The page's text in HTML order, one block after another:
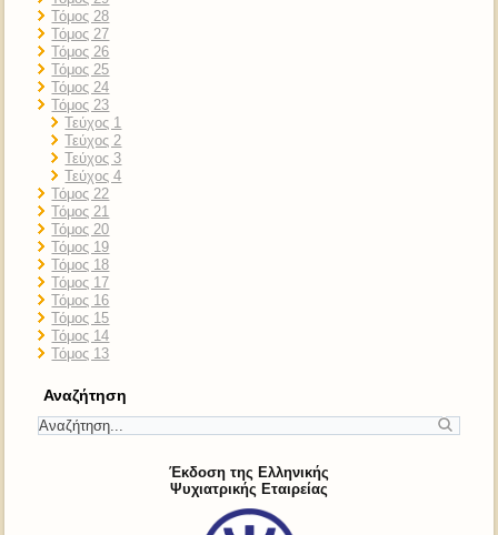
Τόμος 28
Τόμος 27
Τόμος 26
Τόμος 25
Τόμος 24
Τόμος 23
Τεύχος 1
Τεύχος 2
Τεύχος 3
Τεύχος 4
Τόμος 22
Τόμος 21
Τόμος 20
Τόμος 19
Τόμος 18
Τόμος 17
Τόμος 16
Τόμος 15
Τόμος 14
Τόμος 13
Αναζήτηση
Έκδοση της Ελληνικής
Ψυχιατρικής Εταιρείας